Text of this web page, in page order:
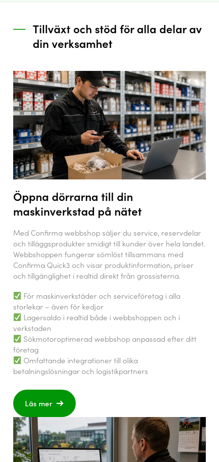
Tillväxt och stöd för alla delar av
din verksamhet
Öppna dörrarna till din
maskinverkstad på nätet
Med Confirma webbshop säljer du service, reservdelar
och tilläggsprodukter smidigt till kunder över hela landet.
Webbshoppen fungerar sömlöst tillsammans med
Confirma Quick3 och visar produktinformation, priser
och tillgänglighet i realtid direkt från grossisterna.
För maskinverkstäder och serviceföretag i alla
storlekar – även för kedjor
Lagersaldo i realtid både i webbshoppen och i
verkstaden
Sökmotoroptimerad webbshop anpassad efter ditt
företag
Omfattande integrationer till olika
betalningslösningar och logistikpartners
Läs mer